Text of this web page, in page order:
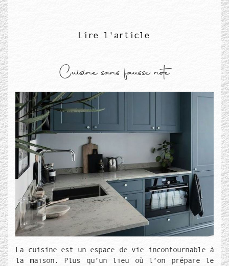
Lire l'article
Cuisine sans fausse note
Média de couverture
Texte de couverture
La cuisine est un espace de vie incontournable à
la maison. Plus qu’un lieu où l’on prépare le